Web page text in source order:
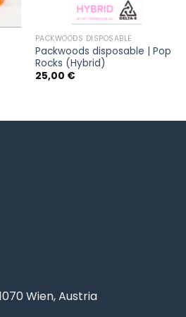
PACKWOODS DISPOSABLE
Packwoods disposable | Pop
Rocks (Hybrid)
25,00 €
Wien, Austria